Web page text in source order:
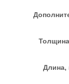
Длина,